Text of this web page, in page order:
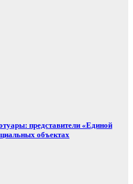
представители «Единой
объектах